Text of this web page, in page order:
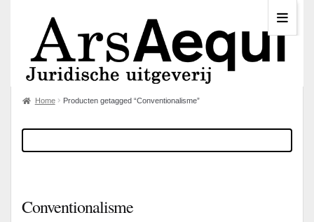
Home Producten getagged “Conventionalisme”
Conventionalisme